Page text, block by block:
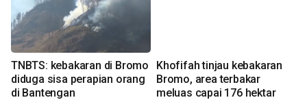
TNBTS: kebakaran di Bromo
diduga sisa perapian orang
di Bantengan
Khofifah tinjau kebakaran
Bromo, area terbakar
meluas capai 176 hektar